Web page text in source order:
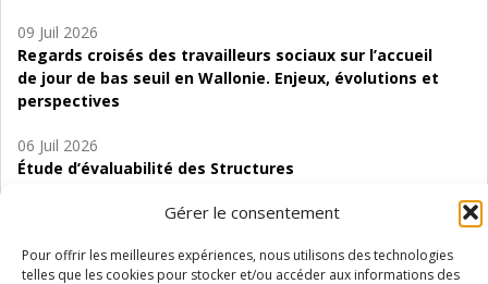
Gérer le consentement
Pour offrir les meilleures expériences, nous utilisons des technologies
telles que les cookies pour stocker et/ou accéder aux informations des
09 Juil 2026
Regards croisés des travailleurs sociaux sur l’accueil
de jour de bas seuil en Wallonie. Enjeux, évolutions et
perspectives
06 Juil 2026
Étude d’évaluabilité des Structures
Pénurie du personnel infirmier :quels indicateurs